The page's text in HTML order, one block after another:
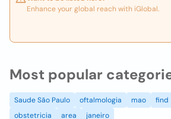
Enhance your global reach with iGlobal.
Most popular
Saude São Paulo oftalmologia mao find
obstetricia
area janeiro